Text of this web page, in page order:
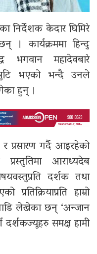
निर्देशक केदार घिमिरे
। कार्यक्रममा हिन्दु
भगवान महादेवबारे
भएको भन्दै उनले
हुन् ।
र प्रसारण गर्दै आइरहेको
आराध्यदेब
दर्शक तथा
हाम्रो
लेखेका छन् ‘अन्जान
दर्शकज्यूहरु समक्ष हामी